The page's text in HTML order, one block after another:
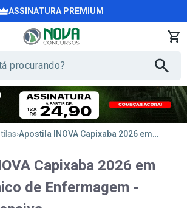
ASSINATURA PREMIUM
Apostila INOVA Capixaba 2026 em PDF - Técnico de Enfermagem - Terapia Intensiva
Capixaba 2026 em
de Enfermagem -